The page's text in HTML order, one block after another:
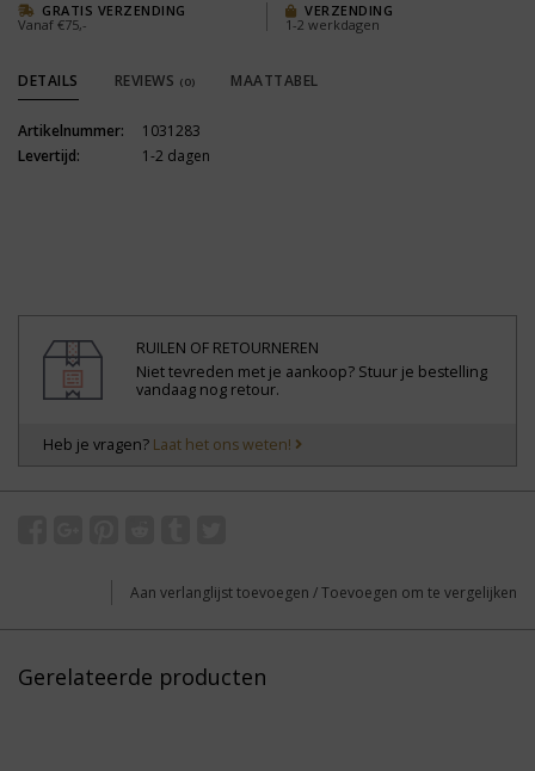
GRATIS VERZENDING
Vanaf €75,-
VERZENDING
1-2 werkdagen
DETAILS REVIEWS (0) MAATTABEL
Artikelnummer:
1031283
Levertijd:
1-2 dagen
RUILEN OF RETOURNEREN
Niet tevreden met je aankoop? Stuur je bestelling
vandaag nog retour.
Heb je vragen? Laat het ons weten!
Aan verlanglijst toevoegen /Toevoegen om te vergelijken
Gerelateerde producten